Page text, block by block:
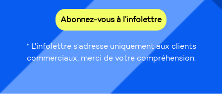
Abonnez-vous à l’infolettre
* L'infolettre s'adresse uniquement aux clients
commerciaux, merci de votre compréhension.